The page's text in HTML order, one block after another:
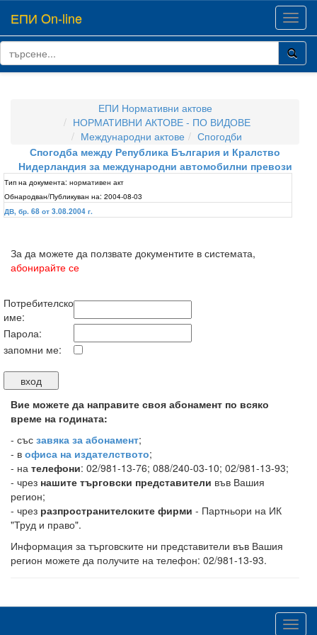
ЕПИ On-line
ЕПИ Нормативни актове
НОРМАТИВНИ АКТОВЕ - ПО ВИДОВЕ
Международни актове
Спогодби
Спогодба между Република България и Кралство
Нидерландия за международни автомобилни превози
Тип на документа: нормативен акт
Обнародван/Публикуван на: 2004-08-03
ДВ, бр. 68 от 3.08.2004 г.
За да можете да ползвате документите в системата,
абонирайте се
Потребителско
име:
Парола:
запомни ме:
Вие можете да направите своя абонамент по всяко
време на годината:
- със завяка за абонамент;
- в офиса на издателството;
- на телефони: 02/981-13-76; 088/240-03-10; 02/981-13-93;
- чрез нашите търговски представители във Вашия
регион;
- чрез разпространителските фирми - Партньори на ИК
"Труд и право".
Информация за търговските ни представители във Вашия
регион можете да получите на телефон: 02/981-13-93.